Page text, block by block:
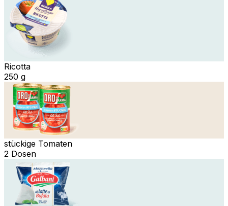
Ricotta
250 g
stückige Tomaten
2 Dosen